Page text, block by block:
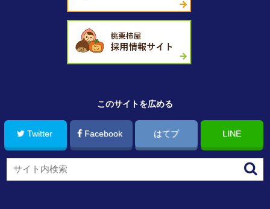
このサイトを広める
Twitter Facebook はてブ LINE